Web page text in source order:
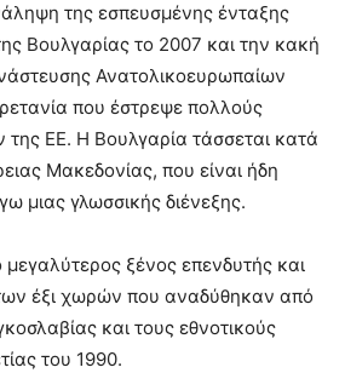
της εσπευσμένης ένταξης
Βουλγαρίας το 2007 και την κακή
Ανατολικοευρωπαίων
που έστρεψε πολλούς
της ΕΕ. Η Βουλγαρία τάσσεται κατά
Μακεδονίας, που είναι ήδη
μιας γλωσσικής διένεξης.
ξένος επενδυτής και
έξι χωρών που αναδύθηκαν από
και τους εθνοτικούς
του 1990.